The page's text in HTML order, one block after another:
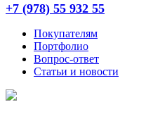
+7 (978) 55 932 55
Покупателям
Портфолио
Вопрос-ответ
Статьи и новости